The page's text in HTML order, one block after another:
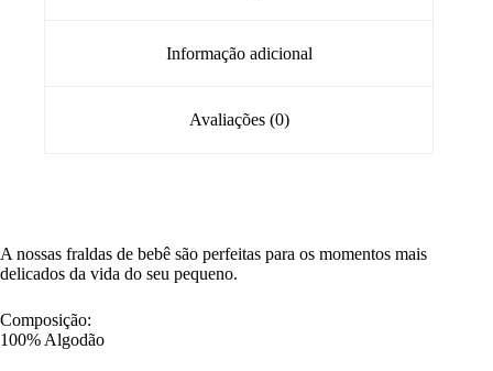
Informação adicional
Avaliações (0)
A nossas fraldas de bebê são perfeitas para os momentos mais
delicados da vida do seu pequeno.
Composição:
100% Algodão